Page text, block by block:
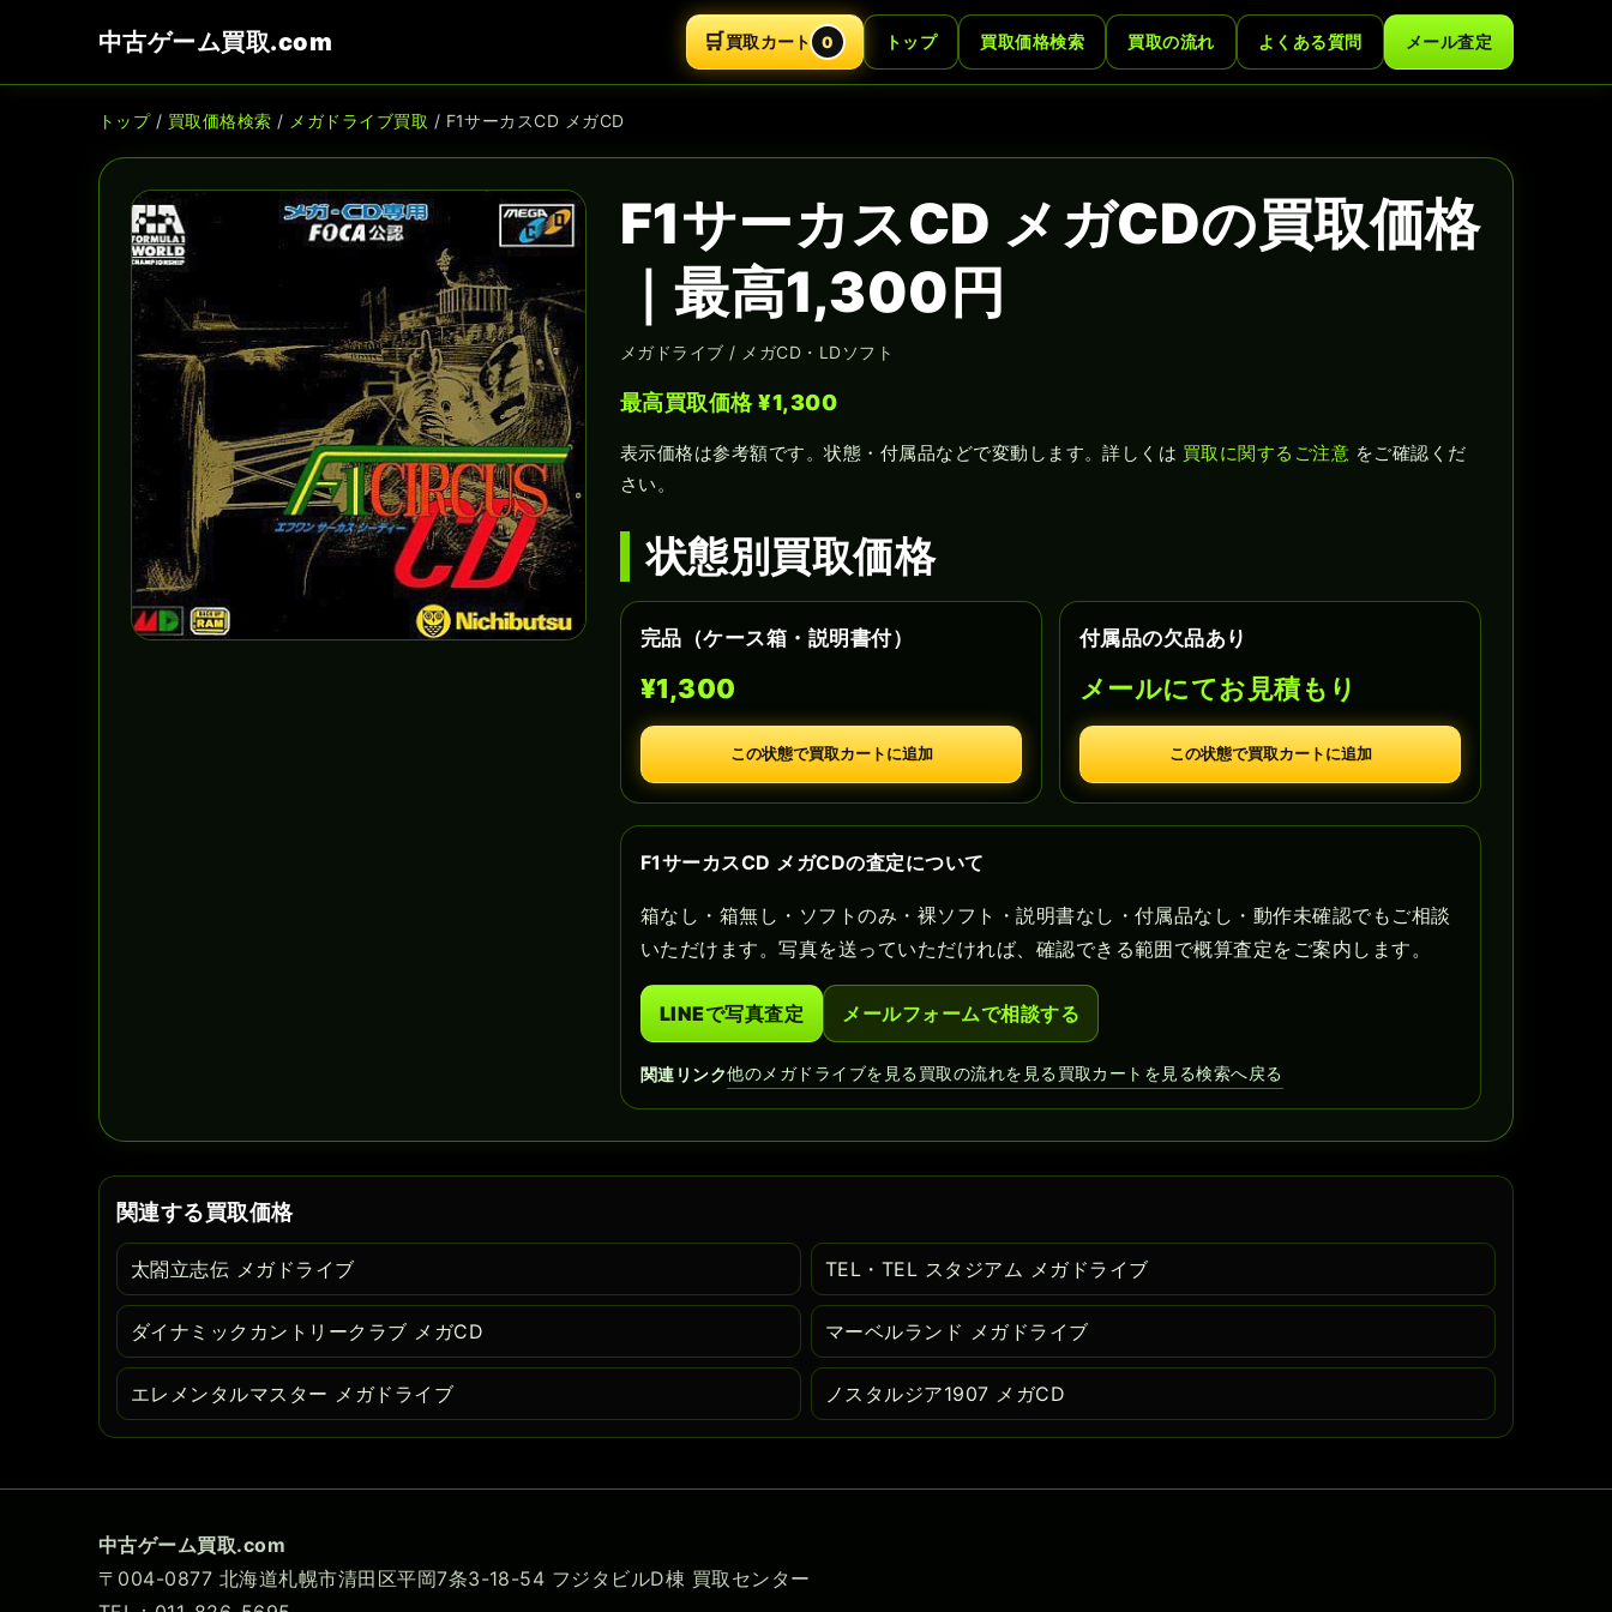
中古ゲーム買取.com 🛒買取カート 0 トップ 買取価格検索 買取の流れ よくある質問 メール査定
トップ/ 買取価格検索 / メガドライブ買取 / F1サーカスCD メガCD
F1サーカスCD メガCDの買取価格
｜最高1,300円
メガドライブ / メガCD・LDソフト
最高買取価格 ¥1,300
表示価格は参考額です。状態・付属品などで変動します。詳しくは 買取に関するご注意 をご確認くだ
さい。
状態別買取価格
完品（ケース箱・説明書付）
¥1,300
この状態で買取カートに追加
付属品の欠品あり
メールにてお見積もり
この状態で買取カートに追加
F1サーカスCD メガCDの査定について
箱なし・箱無し・ソフトのみ・裸ソフト・説明書なし・付属品なし・動作未確認でもご相談
いただけます。写真を送っていただければ、確認できる範囲で概算査定をご案内します。
LINEで写真査定 メールフォームで相談する
関連リンク他のメガドライブを見る買取の流れを見る買取カートを見る検索へ戻る
関連する買取価格
太閤立志伝 メガドライブ TEL・TEL スタジアム メガドライブ
ダイナミックカントリークラブ メガCD マーベルランド メガドライブ
エレメンタルマスター メガドライブ ノスタルジア1907 メガCD
中古ゲーム買取.com
〒004-0877 北海道札幌市清田区平岡7条3-18-54 フジタビルD棟 買取センター